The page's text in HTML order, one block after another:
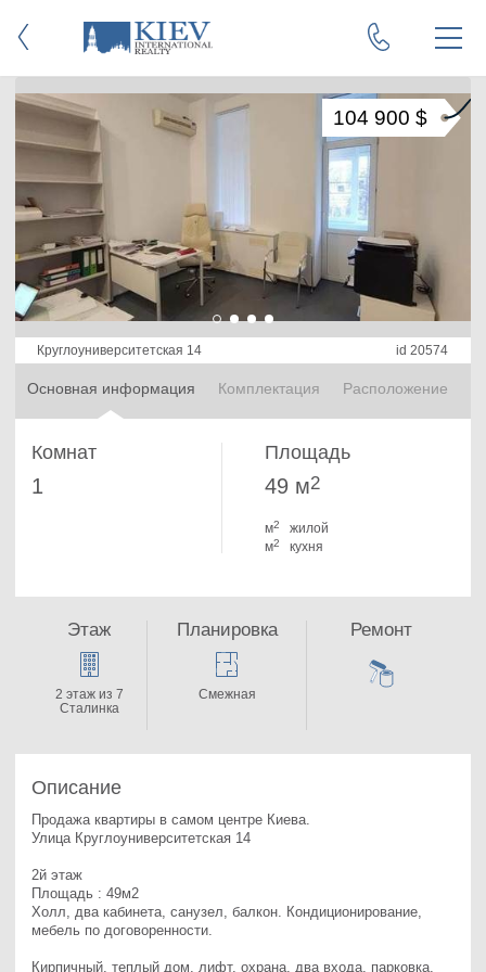
Круглоуниверситетская 14 id 20574
Основная информация Комплектация Расположение
104 900 $
Комнат
1
Площадь
49 м2
м2
жилой
м2 кухня
Описание
Продажа квартиры в самом центре Киева.
Улица Круглоуниверситетская 14
2й этаж
Площадь : 49м2
Холл, два кабинета, санузел, балкон. Кондиционирование,
мебель по договоренности.
Кирпичный, теплый дом, лифт, охрана, два входа, парковка,
Этаж
2 этаж из 7
Сталинка
Планировка
Смежная
Ремонт